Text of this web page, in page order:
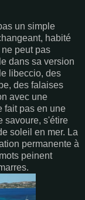
un simple
habité
peut pas
dans sa version
libeccio, des
des falaises
avec une
fait pas en une
savoure, s'étire
soleil en mer. La
permanente à
peinent